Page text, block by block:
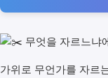
가위로 무언가를 자르